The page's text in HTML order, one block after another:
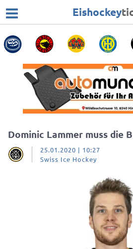
Eishockey
Dominic Lammer muss die
25.01.2020 | 10:27
Swiss Ice Hockey